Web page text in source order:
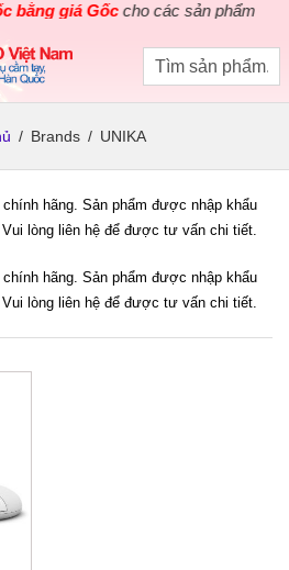
giá Gốccho các sản phẩm dụng
/ Brands / UNIKA
hãng. Sản phẩm được nhập khẩu
lòng liên hệ để được tư vấn chi tiết.
hãng. Sản phẩm được nhập khẩu
lòng liên hệ để được tư vấn chi tiết.